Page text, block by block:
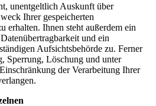
unentgeltlich Auskunft über
Ihrer gespeicherten
erhalten. Ihnen steht außerdem ein
und ein
Aufsichtsbehörde zu. Ferner
Sperrung, Löschung und unter
der Verarbeitung Ihrer